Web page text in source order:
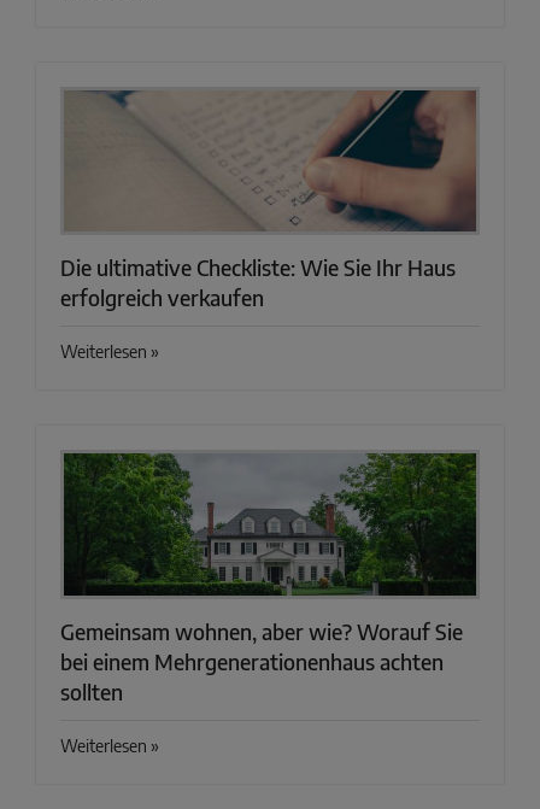
Die ultimative Checkliste: Wie Sie Ihr Haus
erfolgreich verkaufen
Weiterlesen »
Gemeinsam wohnen, aber wie? Worauf Sie
bei einem Mehrgenerationenhaus achten
sollten
Weiterlesen »